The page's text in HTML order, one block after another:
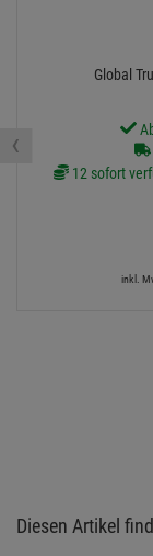
Global
12 sofort
inkl.
‹
Diesen Artikel